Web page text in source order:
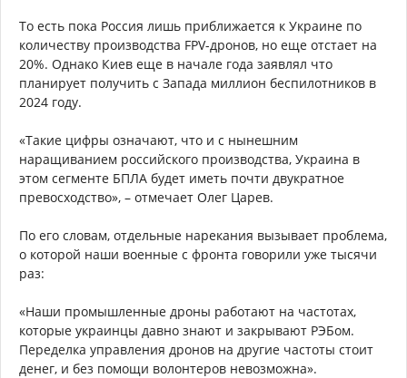
То есть пока Россия лишь приближается к Украине по
количеству производства FPV-дронов, но еще отстает на
20%. Однако Киев еще в начале года заявлял что
планирует получить с Запада миллион беспилотников в
2024 году.
«Такие цифры означают, что и с нынешним
наращиванием российского производства, Украина в
этом сегменте БПЛА будет иметь почти двукратное
превосходство», – отмечает Олег Царев.
По его словам, отдельные нарекания вызывает проблема,
о которой наши военные с фронта говорили уже тысячи
раз:
«Наши промышленные дроны работают на частотах,
которые украинцы давно знают и закрывают РЭБом.
Переделка управления дронов на другие частоты стоит
денег, и без помощи волонтеров невозможна».